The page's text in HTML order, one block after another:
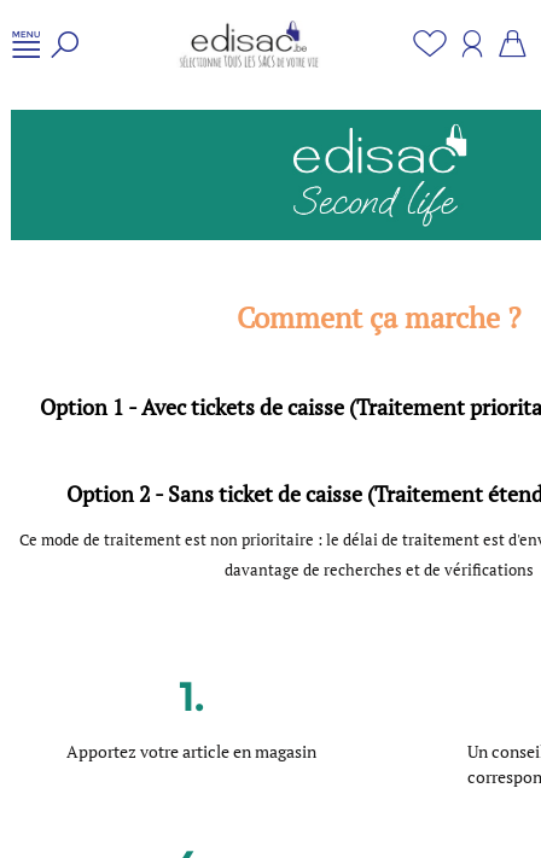
Comment ça marche ?
Option 1 - Avec tickets de caisse (Traitement
Option 2 - Sans ticket de caisse (Traitement
Ce mode de traitement est non prioritaire : le délai de traitement est
davantage de recherches et de vérifications
1.
Apportez votre article en magasin
Un